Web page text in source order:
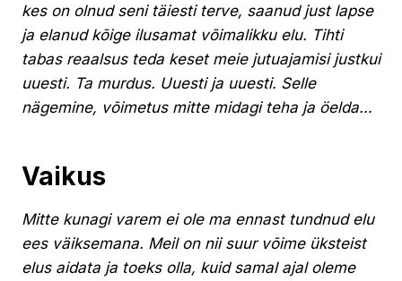
kes on olnud seni täiesti terve, saanud just lapse
ja elanud kõige ilusamat võimalikku elu. Tihti
tabas reaalsus teda keset meie jutuajamisi justkui
uuesti. Ta murdus. Uuesti ja uuesti. Selle
nägemine, võimetus mitte midagi teha ja öelda…
Vaikus
Mitte kunagi varem ei ole ma ennast tundnud elu
ees väiksemana. Meil on nii suur võime üksteist
elus aidata ja toeks olla, kuid samal ajal oleme